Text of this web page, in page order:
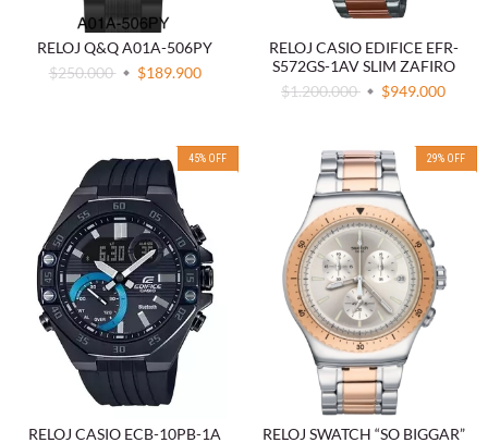
RELOJ Q&Q A01A-506PY
$250.000
$189.900
RELOJ CASIO EDIFICE EFR-
S572GS-1AV SLIM ZAFIRO
$1.200.000
$949.000
45% OFF
RELOJ CASIO ECB-10PB-1A
29% OFF
RELOJ SWATCH “SO BIGGAR”